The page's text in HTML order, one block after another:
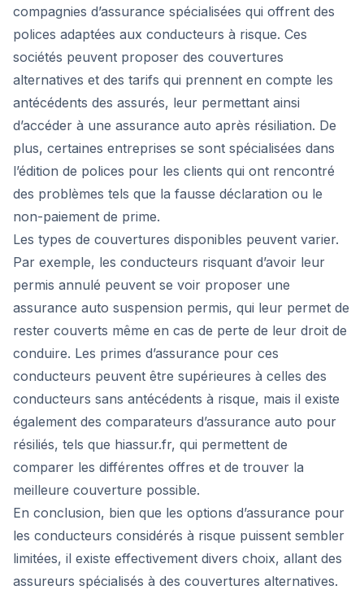
compagnies d’assurance spécialisées qui offrent des
polices adaptées aux conducteurs à risque. Ces
sociétés peuvent proposer des couvertures
alternatives et des tarifs qui prennent en compte les
antécédents des assurés, leur permettant ainsi
d’accéder à une assurance auto après résiliation. De
plus, certaines entreprises se sont spécialisées dans
l’édition de polices pour les clients qui ont rencontré
des problèmes tels que la fausse déclaration ou le
non-paiement de prime.
Les types de couvertures disponibles peuvent varier.
Par exemple, les conducteurs risquant d’avoir leur
permis annulé peuvent se voir proposer une
assurance auto suspension permis, qui leur permet de
rester couverts même en cas de perte de leur droit de
conduire. Les primes d’assurance pour ces
conducteurs peuvent être supérieures à celles des
conducteurs sans antécédents à risque, mais il existe
également des comparateurs d’assurance auto pour
résiliés, tels que hiassur.fr, qui permettent de
comparer les différentes offres et de trouver la
meilleure couverture possible.
En conclusion, bien que les options d’assurance pour
les conducteurs considérés à risque puissent sembler
limitées, il existe effectivement divers choix, allant des
assureurs spécialisés à des couvertures alternatives.